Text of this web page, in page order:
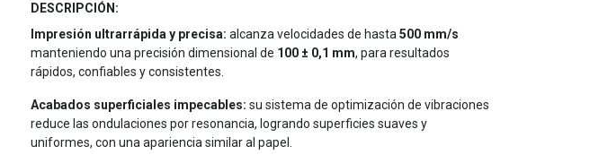
DESCRIPCIÓN:
Impresión ultrarrápida y precisa: alcanza velocidades de hasta 500 mm/s
manteniendo una precisión dimensional de 100 ± 0,1 mm, para resultados
rápidos, confiables y consistentes.
Acabados superficiales impecables: su sistema de optimización de vibraciones
reduce las ondulaciones por resonancia, logrando superficies suaves y
uniformes, con una apariencia similar al papel.